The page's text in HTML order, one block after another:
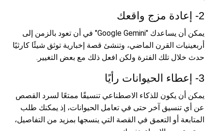
2- إعادة مزج واقعك
يمكن أن يساعدك "Google Gemini" في أن تعود بالزمن إلى
أربعينيات القرن الماضي، وتنشئ قصة إخبارية توثق شيئًا كارثيًا
حدث خلال تلك الفترة ولكن افعل ذلك مع بعض التغيير.
3- إعطاء الحيوانات رأيًا
يمكن أن يكون للذكاء الاصطناعي تنسيقًا ممتعًا لسرد القصص
عن أي تنسيق آخر حتى في تعامل الحيوانات، إذ يمكنك طلب
المتابعة أو التعمق في القصة التي ينسجها بمزيد من التفاصيل،